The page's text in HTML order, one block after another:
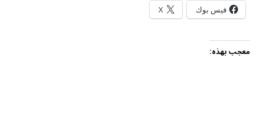
فيس بوك X
معجب بهذه: